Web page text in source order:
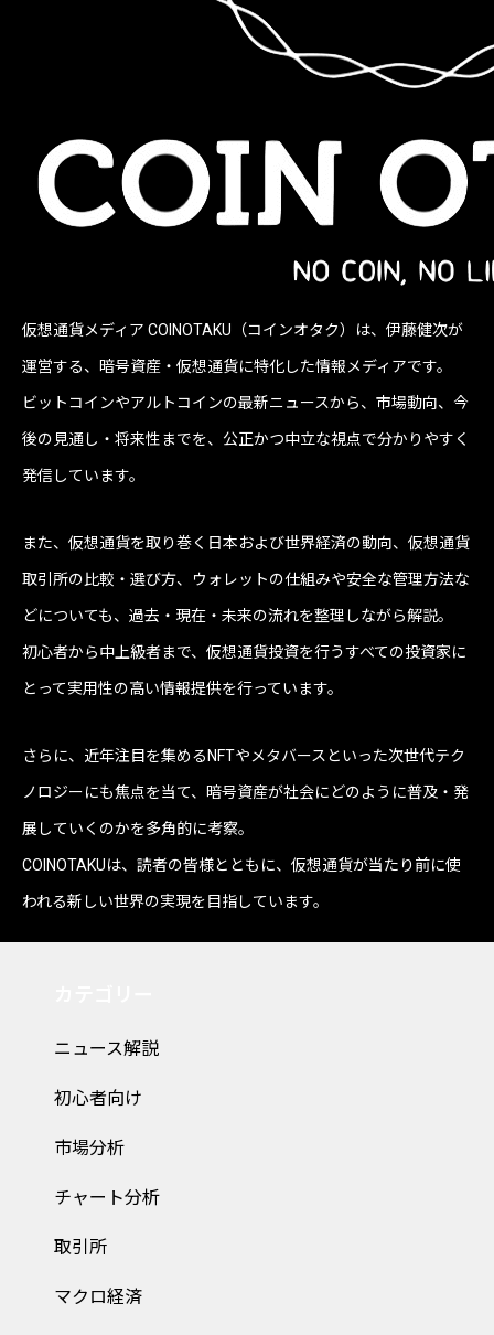
仮想通貨メディア COINOTAKU（コインオタク）は、伊藤健次が
運営する、暗号資産・仮想通貨に特化した情報メディアです。
ビットコインやアルトコインの最新ニュースから、市場動向、今
後の見通し・将来性までを、公正かつ中立な視点で分かりやすく
発信しています。
また、仮想通貨を取り巻く日本および世界経済の動向、仮想通貨
取引所の比較・選び方、ウォレットの仕組みや安全な管理方法な
どについても、過去・現在・未来の流れを整理しながら解説。
初心者から中上級者まで、仮想通貨投資を行うすべての投資家に
とって実用性の高い情報提供を行っています。
さらに、近年注目を集めるNFTやメタバースといった次世代テク
ノロジーにも焦点を当て、暗号資産が社会にどのように普及・発
展していくのかを多角的に考察。
COINOTAKUは、読者の皆様とともに、仮想通貨が当たり前に使
われる新しい世界の実現を目指しています。
ニュース解説
初心者向け
市場分析
チャート分析
取引所
マクロ経済